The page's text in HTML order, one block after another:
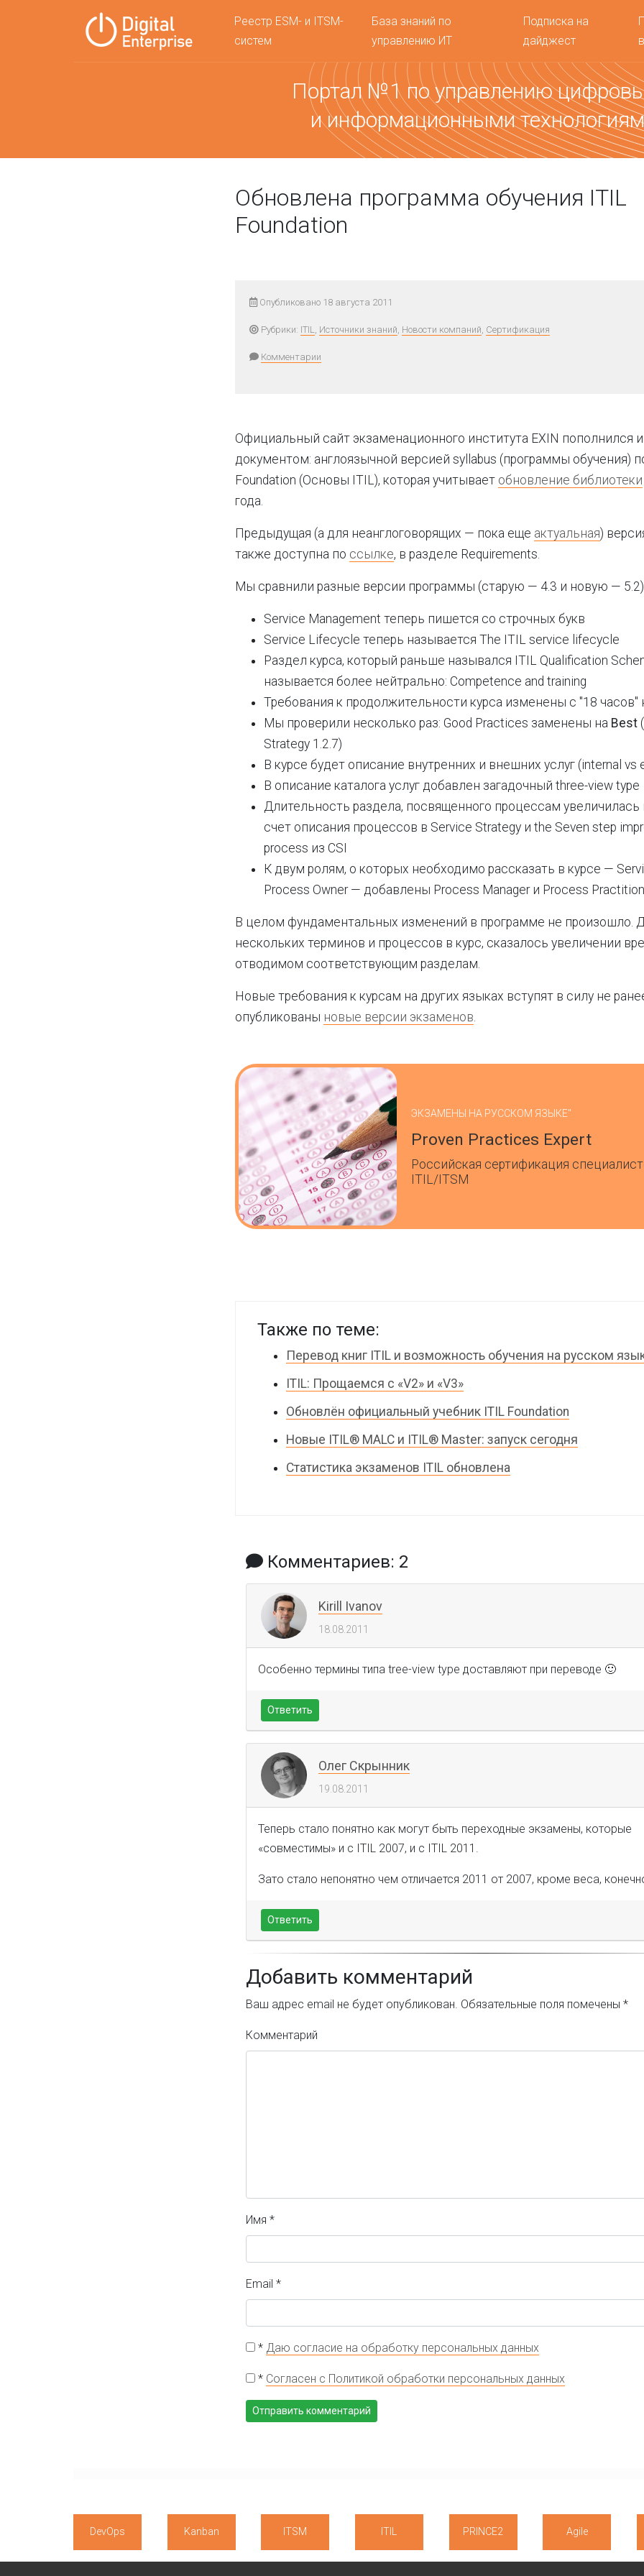
Реестр ESM- и ITSM-
систем
База знаний по
управлению ИТ
Подписка на
дайджест
Портал №1 по управлению
и информационными
Обновлена программа обучения ITIL
Foundation
Опубликовано 18 августа 2011
Рубрики: ITIL, Источники знаний, Новости компаний, Сертификация
Комментарии
Официальный сайт экзаменационного института EXIN пополнился
документом: англоязычной версией syllabus (программы обучения)
Foundation (Основы ITIL), которая учитывает обновление библиотеки
года.
Предыдущая (а для неанглоговорящих — пока еще актуальная)
также доступна по ссылке, в разделе Requirements.
Мы сравнили разные версии программы (старую — 4.3 и новую — 5.2)
Service Management теперь пишется со строчных букв
Service Lifecycle теперь называется The ITIL service lifecycle
Раздел курса, который раньше назывался ITIL Qualification
называется более нейтрально: Competence and training
Требования к продолжительности курса изменены с "18 часов"
Мы проверили несколько раз: Good Practices заменены на Best
Strategy 1.2.7)
В курсе будет описание внутренних и внешних услуг (internal vs
В описание каталога услуг добавлен загадочный three-view type
Длительность раздела, посвященного процессам увеличилась
счет описания процессов в Service Strategy и the Seven step
process из CSI
К двум ролям, о которых необходимо рассказать в курсе —
Process Owner — добавлены Process Manager и Process
В целом фундаментальных изменений в программе не произошло.
нескольких терминов и процессов в курс, сказалось увеличении
отводимом соответствующим разделам.
Новые требования к курсам на других языках вступят в силу не
опубликованы новые версии экзаменов.
ЭКЗАМЕНЫ НА РУССКОМ ЯЗЫКЕ"
Proven Practices Expert
Российская сертификация
ITIL/ITSM
Также по теме:
Перевод книг ITIL и возможность обучения на русском
ITIL: Прощаемся с «V2» и «V3»
Обновлён официальный учебник ITIL Foundation
Новые ITIL® MALC и ITIL® Master: запуск сегодня
Статистика экзаменов ITIL обновлена
Комментариев: 2
Kirill Ivanov
18.08.2011
Особенно термины типа tree-view type доставляют при переводе 🙂
Ответить
Олег Скрынник
19.08.2011
Теперь стало понятно как могут быть переходные экзамены, которые
«совместимы» и с ITIL 2007, и с ITIL 2011.
Зато стало непонятно чем отличается 2011 от 2007, кроме веса,
Ответить
Добавить комментарий
Ваш адрес email не будет опубликован. Обязательные поля помечены *
Комментарий
Имя *
Email *
* Даю согласие на обработку персональных данных
* Согласен с Политикой обработки персональных данных
DevOps Kanban ITSM ITIL PRINCE2 Agile